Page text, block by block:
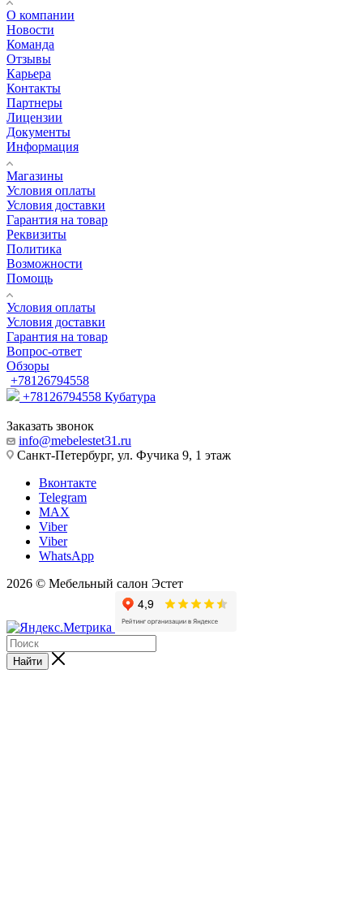
О компании
Новости
Команда
Отзывы
Карьера
Контакты
Партнеры
Лицензии
Документы
Информация
Магазины
Условия оплаты
Условия доставки
Гарантия на товар
Реквизиты
Политика
Возможности
Помощь
Условия оплаты
Условия доставки
Гарантия на товар
Вопрос-ответ
Обзоры
+78126794558
+78126794558 Кубатура
Заказать звонок
info@mebelestet31.ru
Санкт-Петербург, ул. Фучика 9, 1 этаж
Вконтакте
Telegram
MAX
Viber
Viber
WhatsApp
2026 © Мебельный салон Эстет
Найти